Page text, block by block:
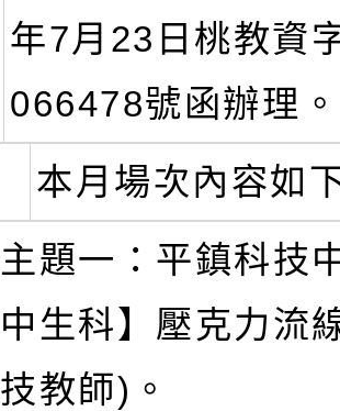
年7月23日桃教資
066478號函辦理。
本月場次內容如
主題一：平鎮科技
中生科】壓克力流
技教師)。